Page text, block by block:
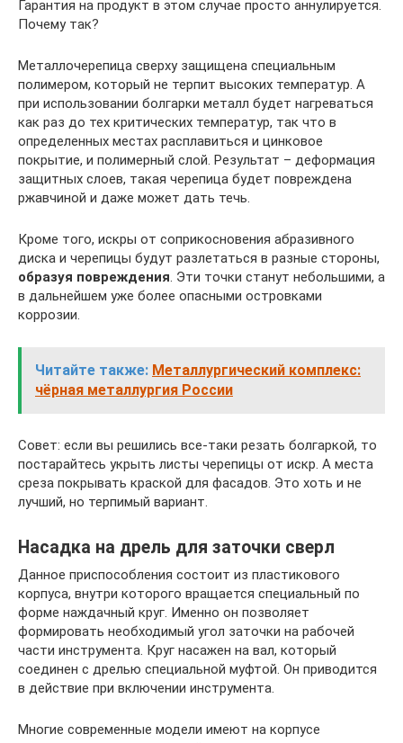
Гарантия на продукт в этом случае просто аннулируется.
Почему так?
Металлочерепица сверху защищена специальным
полимером, который не терпит высоких температур. А
при использовании болгарки металл будет нагреваться
как раз до тех критических температур, так что в
определенных местах расплавиться и цинковое
покрытие, и полимерный слой. Результат – деформация
защитных слоев, такая черепица будет повреждена
ржавчиной и даже может дать течь.
Кроме того, искры от соприкосновения абразивного
диска и черепицы будут разлетаться в разные стороны,
образуя повреждения. Эти точки станут небольшими, а
в дальнейшем уже более опасными островками
коррозии.
Читайте также: Металлургический комплекс:
чёрная металлургия России
Совет: если вы решились все-таки резать болгаркой, то
постарайтесь укрыть листы черепицы от искр. А места
среза покрывать краской для фасадов. Это хоть и не
лучший, но терпимый вариант.
Насадка на дрель для заточки сверл
Данное приспособления состоит из пластикового
корпуса, внутри которого вращается специальный по
форме наждачный круг. Именно он позволяет
формировать необходимый угол заточки на рабочей
части инструмента. Круг насажен на вал, который
соединен с дрелью специальной муфтой. Он приводится
в действие при включении инструмента.
Многие современные модели имеют на корпусе